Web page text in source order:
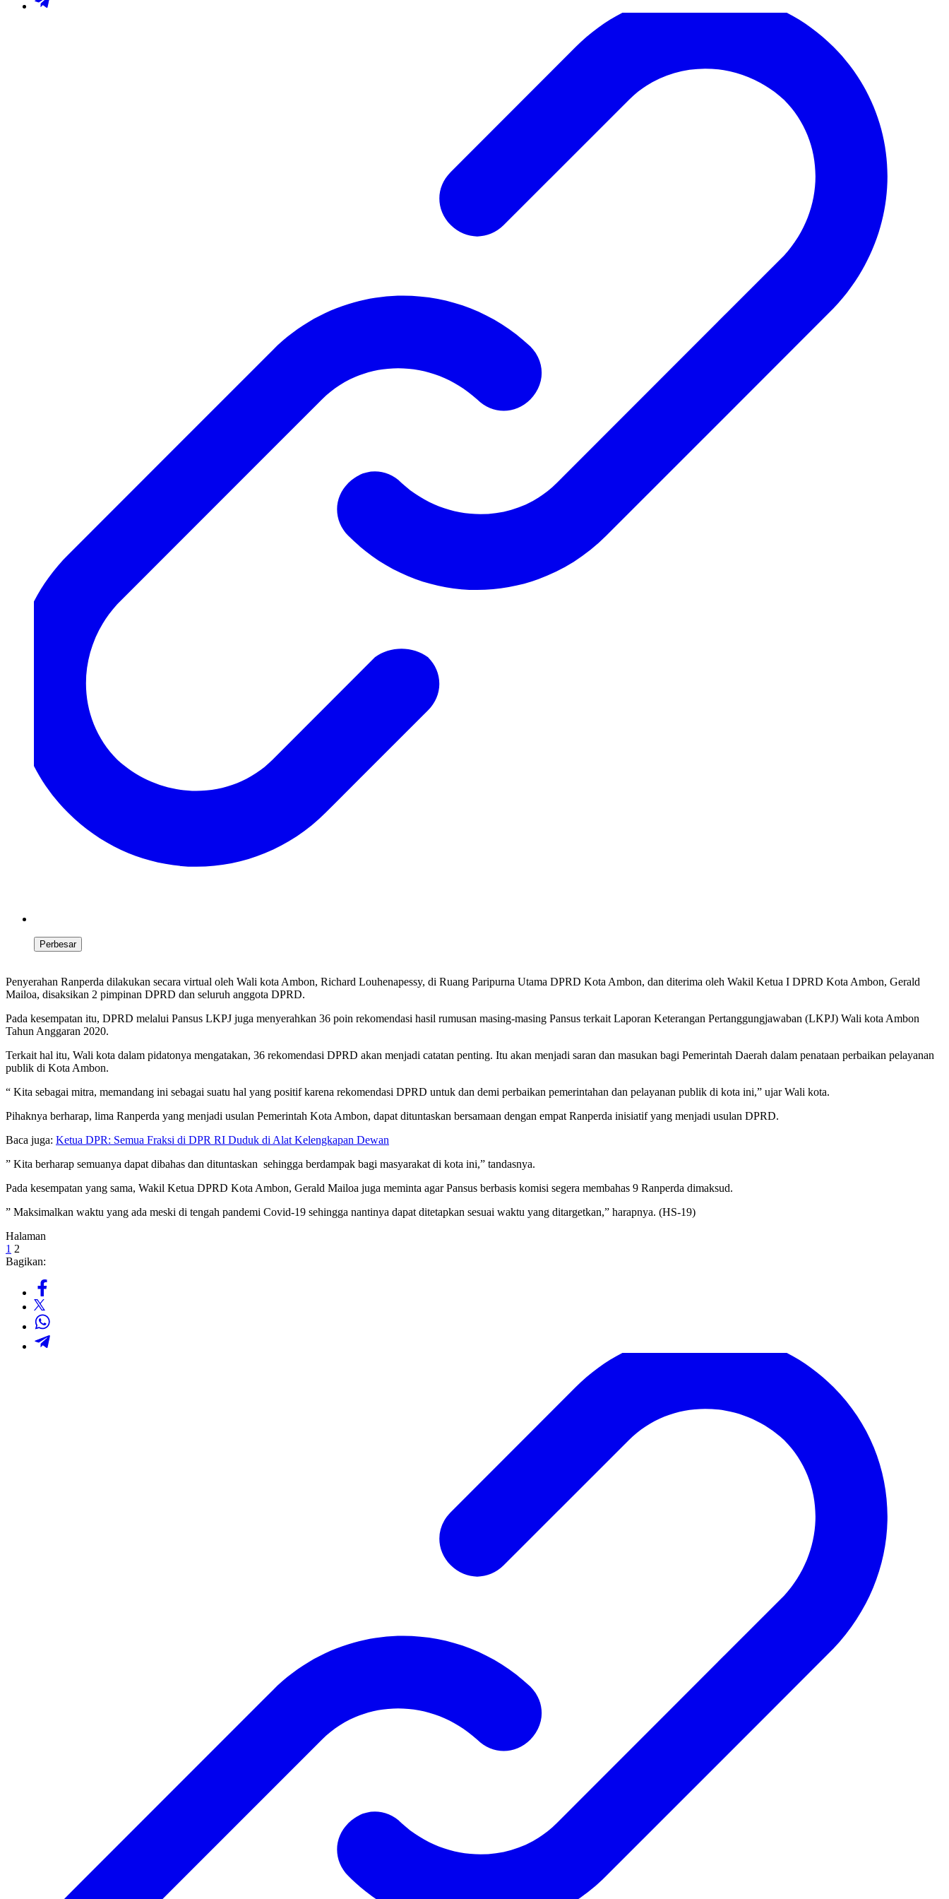
Perbesar
Penyerahan Ranperda dilakukan secara virtual oleh Wali kota Ambon, Richard Louhenapessy, di Ruang Paripurna Utama DPRD Kota Ambon, dan diterima oleh Wakil Ketua I DPRD Kota Ambon, Gerald
Mailoa, disaksikan 2 pimpinan DPRD dan seluruh anggota DPRD.
Pada kesempatan itu, DPRD melalui Pansus LKPJ juga menyerahkan 36 poin rekomendasi hasil rumusan masing-masing Pansus terkait Laporan Keterangan Pertanggungjawaban (LKPJ) Wali kota Ambon
Tahun Anggaran 2020.
Terkait hal itu, Wali kota dalam pidatonya mengatakan, 36 rekomendasi DPRD akan menjadi catatan penting. Itu akan menjadi saran dan masukan bagi Pemerintah Daerah dalam penataan perbaikan pelayanan
publik di Kota Ambon.
“ Kita sebagai mitra, memandang ini sebagai suatu hal yang positif karena rekomendasi DPRD untuk dan demi perbaikan pemerintahan dan pelayanan publik di kota ini,” ujar Wali kota.
Pihaknya berharap, lima Ranperda yang menjadi usulan Pemerintah Kota Ambon, dapat dituntaskan bersamaan dengan empat Ranperda inisiatif yang menjadi usulan DPRD.
Baca juga: Ketua DPR: Semua Fraksi di DPR RI Duduk di Alat Kelengkapan Dewan
” Kita berharap semuanya dapat dibahas dan dituntaskan sehingga berdampak bagi masyarakat di kota ini,” tandasnya.
Pada kesempatan yang sama, Wakil Ketua DPRD Kota Ambon, Gerald Mailoa juga meminta agar Pansus berbasis komisi segera membahas 9 Ranperda dimaksud.
” Maksimalkan waktu yang ada meski di tengah pandemi Covid-19 sehingga nantinya dapat ditetapkan sesuai waktu yang ditargetkan,” harapnya. (HS-19)
Halaman
1 2
Bagikan: